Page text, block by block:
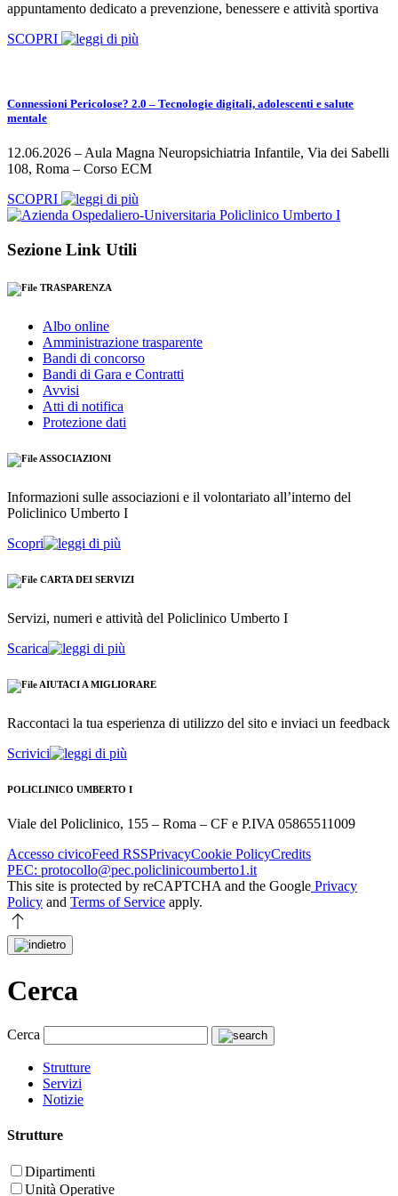
appuntamento dedicato a prevenzione, benessere e attività sportiva
SCOPRI
Connessioni Pericolose? 2.0 – Tecnologie digitali, adolescenti e salute
mentale
12.06.2026 – Aula Magna Neuropsichiatria Infantile, Via dei Sabelli
108, Roma – Corso ECM
SCOPRI
Sezione Link Utili
TRASPARENZA
Albo online
Amministrazione trasparente
Bandi di concorso
Bandi di Gara e Contratti
Avvisi
Atti di notifica
Protezione dati
ASSOCIAZIONI
Informazioni sulle associazioni e il volontariato all’interno del
Policlinico Umberto I
Scopri
CARTA DEI SERVIZI
Servizi, numeri e attività del Policlinico Umberto I
Scarica
AIUTACI A MIGLIORARE
Raccontaci la tua esperienza di utilizzo del sito e inviaci un feedback
Scrivici
POLICLINICO UMBERTO I
Viale del Policlinico, 155 – Roma – CF e P.IVA 05865511009
Accesso civicoFeed RSSPrivacyCookie PolicyCredits
PEC: protocollo@pec.policlinicoumberto1.it
This site is protected by reCAPTCHA and the Google Privacy
Policy and Terms of Service apply.
Cerca
Cerca
Strutture
Servizi
Notizie
Strutture
Dipartimenti
Unità Operative